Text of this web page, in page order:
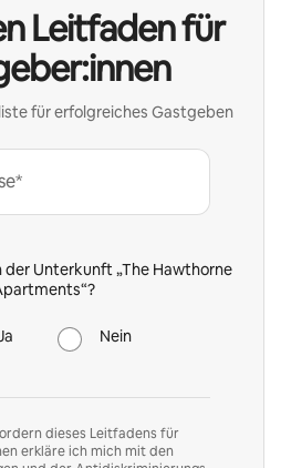
Leitfaden für
für erfolgreiches Gastgeben
Unterkunft „The Hawthorne
Nein
dieses Leitfadens für
erkläre ich mich mit den